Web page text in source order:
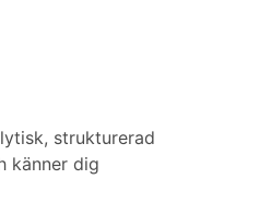
strukturerad
känner dig